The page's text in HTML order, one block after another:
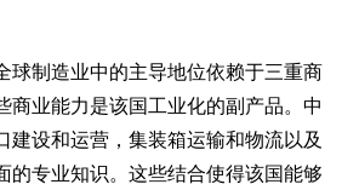
制造业中的主导地位依赖于三重商
商业能力是该国工业化的副产品。中
建设和运营，集装箱运输和物流以及
的专业知识。这些结合使得该国能够